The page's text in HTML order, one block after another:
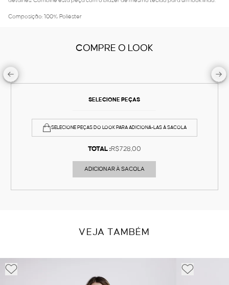
Composição: 100% Poliéster
COMPRE O LOOK
SELECIONE PEÇAS
SELECIONE PEÇAS DO LOOK PARA ADICIONÁ-LAS À SACOLA
TOTAL :R$728,00
ADICIONAR À SACOLA
VEJA TAMBÉM